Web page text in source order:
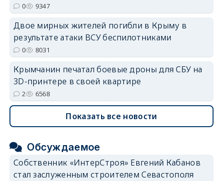
0 9347
Двое мирных жителей погибли в Крыму в
результате атаки ВСУ беспилотниками
0 8031
Крымчанин печатал боевые дроны для СБУ на
3D-принтере в своей квартире
2 6568
Показать все новости
Обсуждаемое
Собственник «ИнтерСтроя» Евгений Кабанов
стал заслуженным строителем Севастополя